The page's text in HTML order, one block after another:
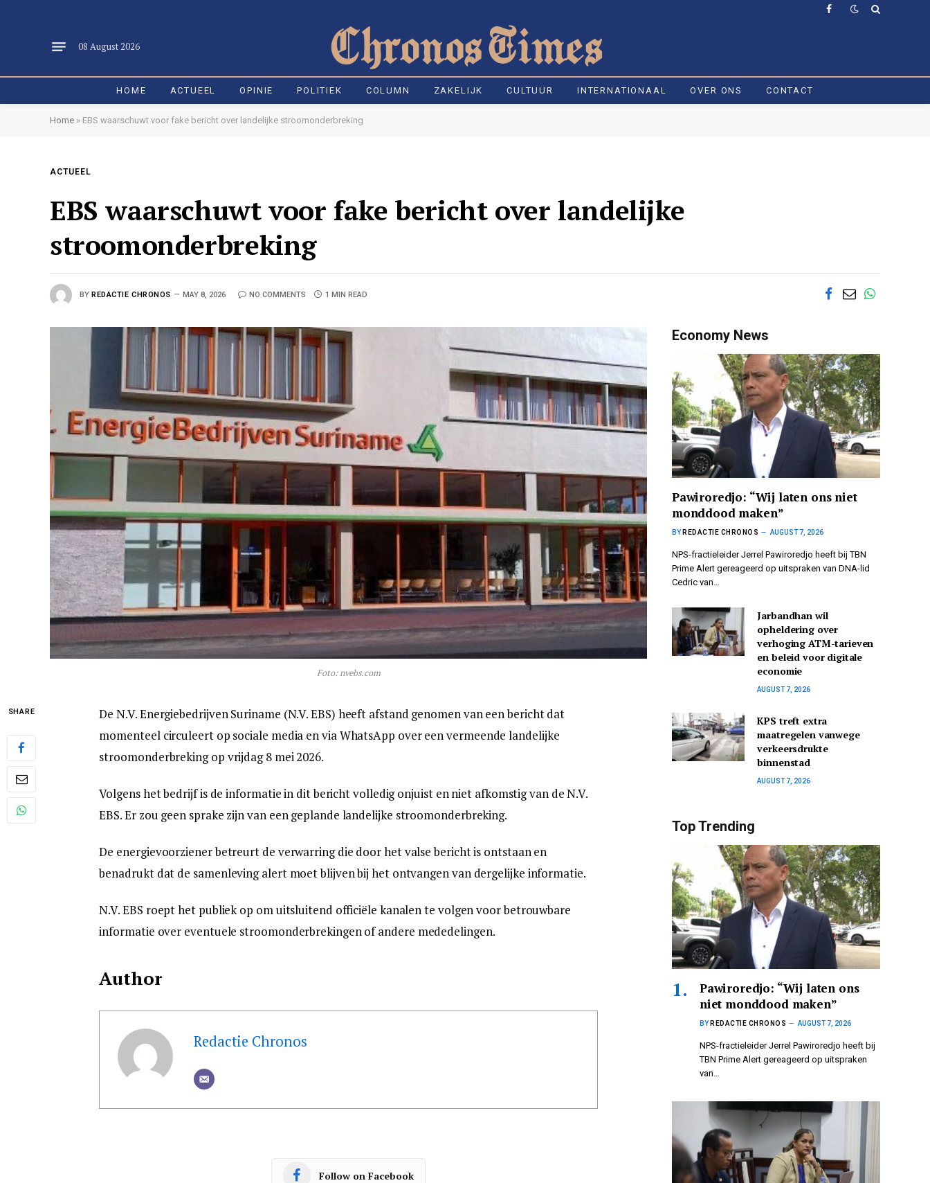
Facebook
08 August 2026
HOME ACTUEEL OPINIE POLITIEK COLUMN ZAKELIJK CULTUUR INTERNATIONAAL OVER ONS CONTACT
Home » EBS waarschuwt voor fake bericht over landelijke stroomonderbreking
ACTUEEL
EBS waarschuwt voor fake bericht over landelijke
stroomonderbreking
BY REDACTIE CHRONOS MAY 8, 2026 NO COMMENTS 1 MIN READ
Foto: nvebs.com
SHARE
De N.V. Energiebedrijven Suriname (N.V. EBS) heeft afstand genomen van een bericht dat
momenteel circuleert op sociale media en via WhatsApp over een vermeende landelijke
stroomonderbreking op vrijdag 8 mei 2026.
Volgens het bedrijf is de informatie in dit bericht volledig onjuist en niet afkomstig van de N.V.
EBS. Er zou geen sprake zijn van een geplande landelijke stroomonderbreking.
De energievoorziener betreurt de verwarring die door het valse bericht is ontstaan en
benadrukt dat de samenleving alert moet blijven bij het ontvangen van dergelijke informatie.
N.V. EBS roept het publiek op om uitsluitend officiële kanalen te volgen voor betrouwbare
informatie over eventuele stroomonderbrekingen of andere mededelingen.
Author
Redactie Chronos
Follow on Facebook
Economy News
Pawiroredjo: “Wij laten ons niet
monddood maken”
BY REDACTIE CHRONOS AUGUST 7, 2026
NPS-fractieleider Jerrel Pawiroredjo heeft bij TBN
Prime Alert gereageerd op uitspraken van DNA-lid
Cedric van…
Jarbandhan wil
opheldering over
verhoging ATM-tarieven
en beleid voor digitale
economie
AUGUST 7, 2026
KPS treft extra
maatregelen vanwege
verkeersdrukte
binnenstad
AUGUST 7, 2026
Top Trending
Pawiroredjo: “Wij laten ons
niet monddood maken”
BY REDACTIE CHRONOS AUGUST 7, 2026
NPS-fractieleider Jerrel Pawiroredjo heeft bij
TBN Prime Alert gereageerd op uitspraken
van…